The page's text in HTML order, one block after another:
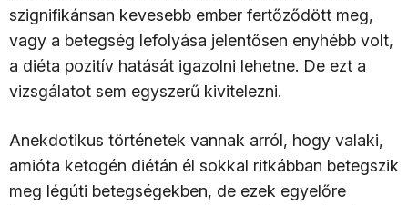
szignifikánsan kevesebb ember fertőződött meg,
vagy a betegség lefolyása jelentősen enyhébb volt,
a diéta pozitív hatását igazolni lehetne. De ezt a
vizsgálatot sem egyszerű kivitelezni.
Anekdotikus történetek vannak arról, hogy valaki,
amióta ketogén diétán él sokkal ritkábban betegszik
meg légúti betegségekben, de ezek egyelőre